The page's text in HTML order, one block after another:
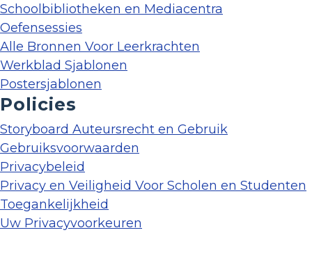
Schoolbibliotheken en Mediacentra
Oefensessies
Alle Bronnen Voor Leerkrachten
Werkblad Sjablonen
Postersjablonen
Policies
Storyboard Auteursrecht en Gebruik
Gebruiksvoorwaarden
Privacybeleid
Privacy en Veiligheid Voor Scholen en Studenten
Toegankelijkheid
Uw Privacyvoorkeuren